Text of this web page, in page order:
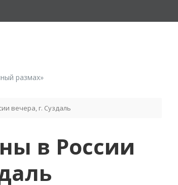
размах»
вечера, г. Суздаль
в России